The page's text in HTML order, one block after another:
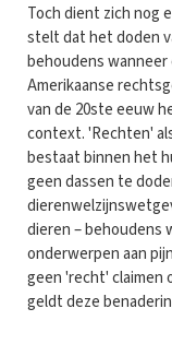
Toch dient zich nog
stelt dat het doden
behoudens
Amerikaanse
van de 20ste eeuw
context. 'Rechten'
bestaat binnen het
geen dassen te
dieren – behoudens
onderwerpen aan
geen 'recht' claimen
geldt deze